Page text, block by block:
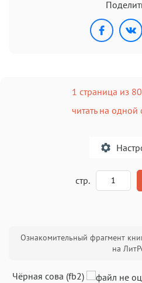
1 страница из 80
читать на одной
стр.
Ознакомительный фрагмент
на
Чёрная сова (fb2)